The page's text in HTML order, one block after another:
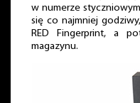
w numerze
się co najmniej
RED Fingerprint, a
magazynu.